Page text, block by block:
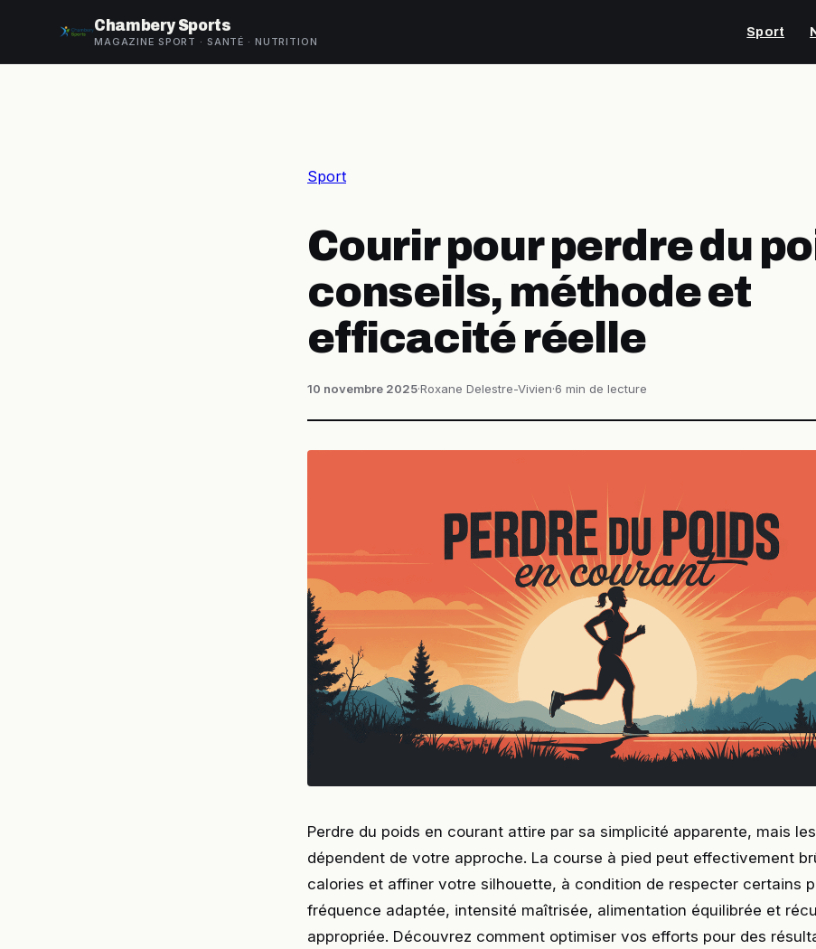
Chambery Sports
MAGAZINE SPORT · SANTÉ · NUTRITION
Sport
Sport
Courir pour perdre du
conseils, méthode et
efficacité réelle
10 novembre 2025·Roxane Delestre-Vivien·6 min de lecture
Perdre du poids en courant attire par sa simplicité apparente, mais
dépendent de votre approche. La course à pied peut effectivement
calories et affiner votre silhouette, à condition de respecter certains
fréquence adaptée, intensité maîtrisée, alimentation équilibrée et
appropriée. Découvrez comment optimiser vos efforts pour des